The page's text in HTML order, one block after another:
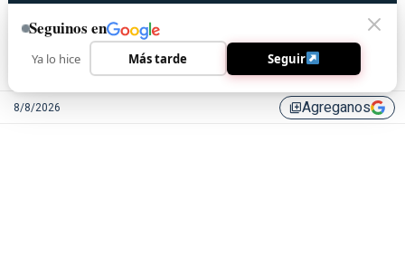
8/8/2026 library_addAgreganos
Seguinos en
Ya lo hice Más tarde Seguir